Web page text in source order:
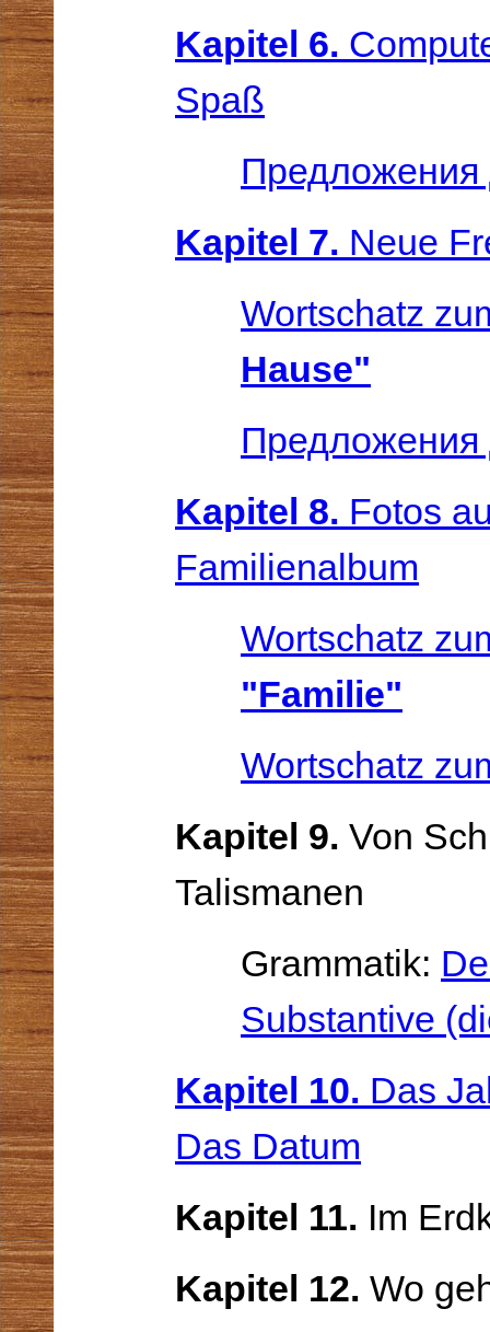
Kapitel 6.
Spaß
Предложения
Kapitel 7. Neue
Wortschatz
Hause"
Предложения
Kapitel 8. Fotos
Familienalbum
Wortschatz
"Familie"
Wortschatz
Kapitel 9. Von
Talismanen
Grammatik:
Substantive
Kapitel 10. Das
Das Datum
Kapitel 11. Im
Kapitel 12. Wo